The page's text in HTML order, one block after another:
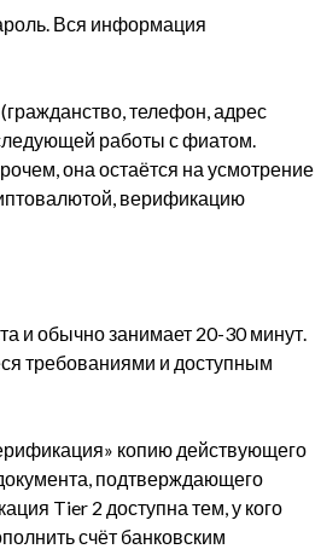
Вся информация
телефон, адрес
работы с фиатом.
она остаётся на усмотрение
верификацию
и обычно занимает 20-30 минут.
требованиями и доступным
копию действующего
подтверждающего
Tier 2 доступна тем, у кого
счёт банковским